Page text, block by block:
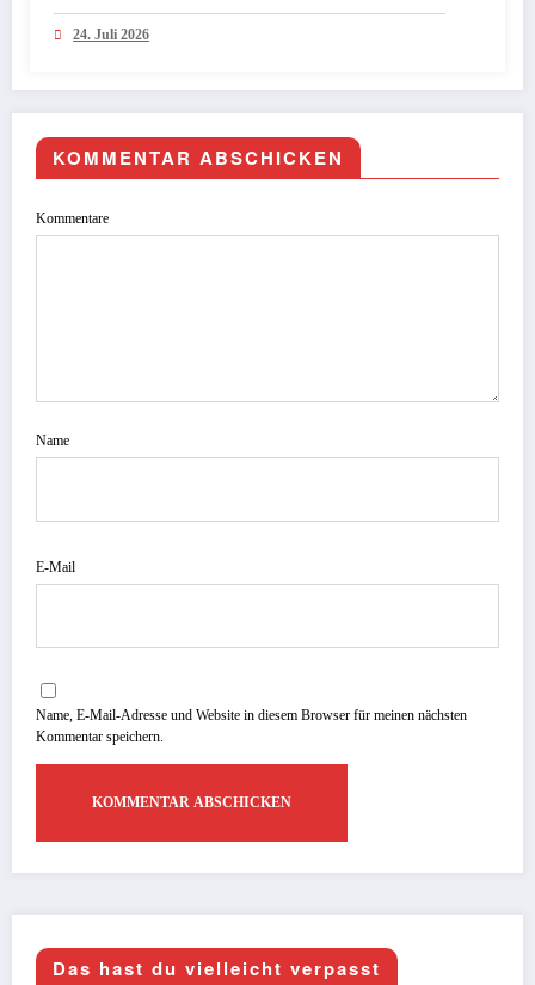
Programmiermodelle aufschließt
24. Juli 2026
KOMMENTAR ABSCHICKEN
Kommentare
Name
E-Mail
Name, E-Mail-Adresse und Website in diesem Browser für meinen nächsten
Kommentar speichern.
Das hast du vielleicht verpasst